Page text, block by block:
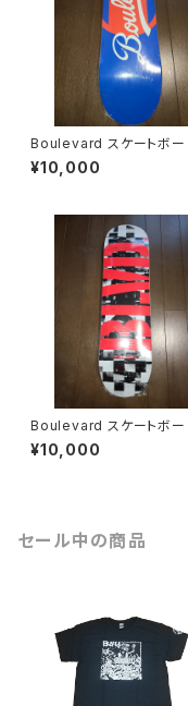
Boulevard スケートボ
デッキ 8.0
¥10,000
Boulevard スケートボード
デッキ 8.5
¥10,000
セール中の商品